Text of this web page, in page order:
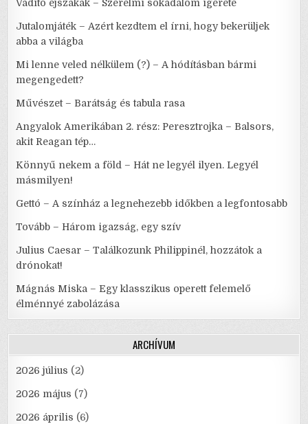
Vadító éjszakák – Szerelmi sokadalom ígérete
Jutalomjáték – Azért kezdtem el írni, hogy bekerüljek
abba a világba
Mi lenne veled nélkülem (?) – A hódításban bármi
megengedett?
Művészet – Barátság és tabula rasa
Angyalok Amerikában 2. rész: Peresztrojka – Balsors,
akit Reagan tép…
Könnyű nekem a föld – Hát ne legyél ilyen. Legyél
másmilyen!
Gettó – A színház a legnehezebb időkben a legfontosabb
Tovább – Három igazság, egy szív
Julius Caesar – Találkozunk Philippinél, hozzátok a
drónokat!
Mágnás Miska – Egy klasszikus operett felemelő
élménnyé zabolázása
ARCHÍVUM
2026 július (2)
2026 május (7)
2026 április (6)